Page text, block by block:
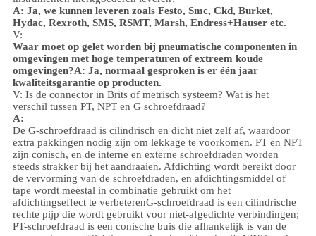
A: Ja, we kunnen leveren zoals Festo, Smc, Ckd, Burket,
Hydac, Rexroth, SMS, RSMT, Marsh, Endress+Hauser etc.
V:
Waar moet op gelet worden bij pneumatische componenten in
omgevingen met hoge temperaturen of extreem koude
omgevingen?A: Ja, normaal gesproken is er één jaar
kwaliteitsgarantie op producten.
V: Is de connector in Brits of metrisch systeem? Wat is het
verschil tussen PT, NPT en G schroefdraad?
A:
De G-schroefdraad is cilindrisch en dicht niet zelf af, waardoor
extra pakkingen nodig zijn om lekkage te voorkomen. PT en NPT
zijn conisch, en de interne en externe schroefdraden worden
steeds strakker bij het aandraaien. Afdichting wordt bereikt door
de vervorming van de schroefdraden, en afdichtingsmiddel of
tape wordt meestal in combinatie gebruikt om het
afdichtingseffect te verbeterenG-schroefdraad is een cilindrische
rechte pijp die wordt gebruikt voor niet-afgedichte verbindingen;
PT-schroefdraad is een conische buis die afhankelijk is van de